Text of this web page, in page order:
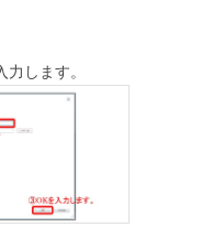
します。